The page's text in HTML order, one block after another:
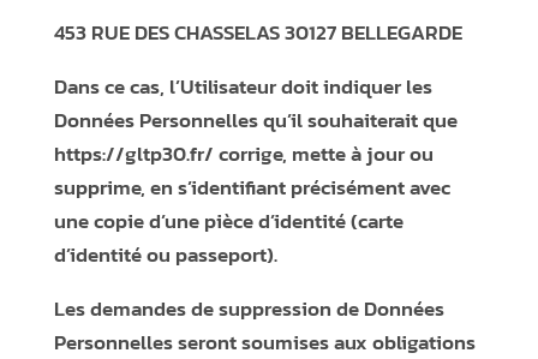
453 RUE DES CHASSELAS 30127 BELLEGARDE
Dans ce cas, l’Utilisateur doit indiquer les
Données Personnelles qu’il souhaiterait que
https://gltp30.fr/corrige, mette à jour ou
supprime, en s’identifiant précisément avec
une copie d’une pièce d’identité (carte
d’identité ou passeport).
Les demandes de suppression de Données
Personnelles seront soumises aux obligations